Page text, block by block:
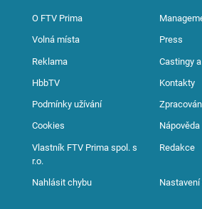
O FTV Prima
Volná místa Press
Reklama Castingy
HbbTV Kontakty
Podmínky užívání
Cookies Nápověda
Vlastník FTV Prima spol. s
r.o.
Redakce
Nahlásit chybu